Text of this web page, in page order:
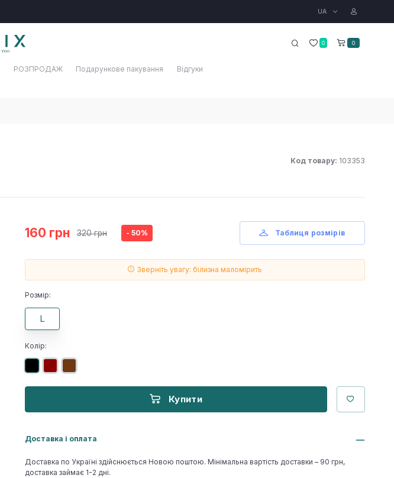
UA
0 0
РОЗПРОДАЖ Подарункове пакування Відгуки
Код товару: 103353
160 грн 320 грн - 50% Таблиця розмірів
Зверніть увагу: білизна маломірить
Розмір:
L
Колір:
Купити
Доставка і оплата
Доставка по Україні здійснюється Новою поштою. Мінімальна вартість доставки – 90 грн,
доставка займає 1-2 дні.